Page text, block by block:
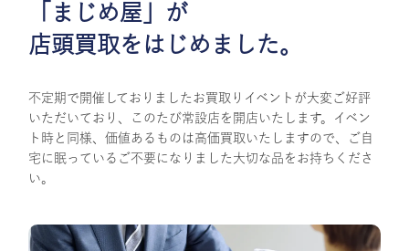
「まじめ屋」が
店頭買取をはじめました。
不定期で開催しておりましたお買取りイベントが大変ご好評
いただいており、このたび常設店を開店いたします。イベン
ト時と同様、価値あるものは高価買取いたしますので、ご自
宅に眠っているご不要になりました大切な品をお持ちくださ
い。